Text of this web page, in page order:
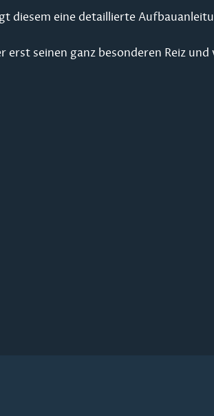
diesem eine detaillierte
seinen ganz besonderen Reiz